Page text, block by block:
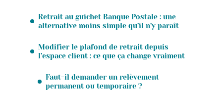
Retrait au guichet Banque Postale : une
alternative moins simple qu’il n’y paraît
Modifier le plafond de retrait depuis
l’espace client : ce que ça change vraiment
Faut-il demander un relèvement
permanent ou temporaire ?